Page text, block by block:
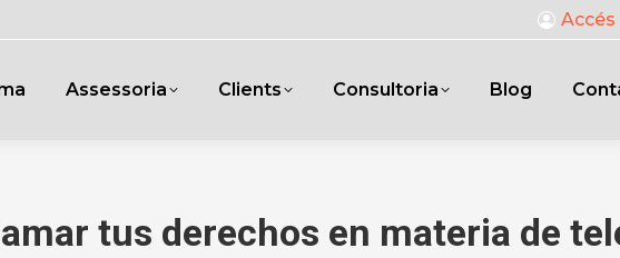
Assessoria Clients Consultoria Blog
tus derechos en materia de